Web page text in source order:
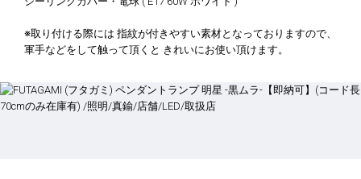
※取り付ける際には 指紋が付きやすい素材となっておりますので、
軍手などをして触って頂くと きれいにお使い頂けます。